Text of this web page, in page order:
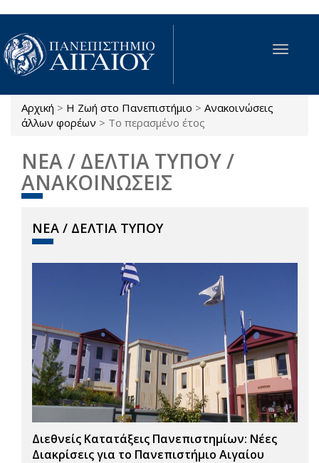
Παράκαμψη προς το κυρίως περιεχόμενο
Toggle
Είστε εδώ
Αρχική > Η Ζωή στο Πανεπιστήμιο > Ανακοινώσεις
άλλων φορέων > Το περασμένο έτος
ΝΕΑ / ΔΕΛΤΙΑ ΤΥΠΟΥ /
ΑΝΑΚΟΙΝΩΣΕΙΣ
ΝΕΑ / ΔΕΛΤΙΑ ΤΥΠΟΥ
Διεθνείς Κατατάξεις Πανεπιστημίων: Νέες
Διακρίσεις για το Πανεπιστήμιο Αιγαίου